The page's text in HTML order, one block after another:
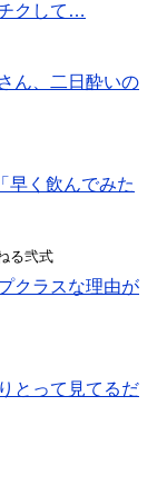
クして…
ん、二日酔いの
早く飲んでみた
る弐式
クラスな理由が
とって見てるだ